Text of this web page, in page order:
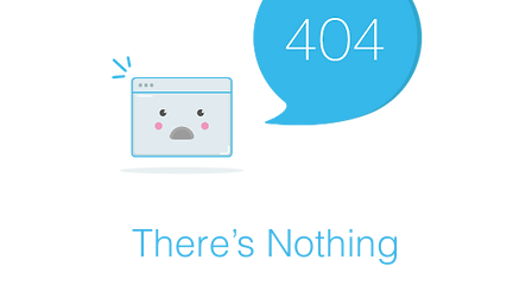
There’s Nothing